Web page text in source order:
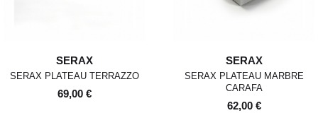
SERAX
SERAX PLATEAU TERRAZZO
69,00 €
SERAX
SERAX PLATEAU MARBRE
CARAFA
62,00 €